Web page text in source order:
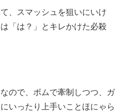
、スマッシュを狙いにいけ
「は？」とキレかけた必殺
ので、ボムで牽制しつつ、ガ
いったり上手いことほにゃら